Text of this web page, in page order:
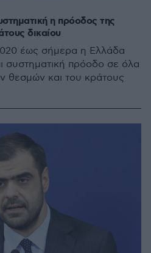
η πρόοδος της
δικαίου
έως σήμερα η Ελλάδα
συστηματική πρόοδο σε όλα
θεσμών και του κράτους